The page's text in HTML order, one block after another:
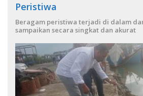
Peristiwa
Beragam peristiwa terjadi di dalam
sampaikan secara singkat dan akurat